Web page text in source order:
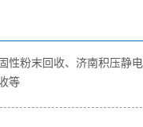
性粉末回收、济南积压静
等